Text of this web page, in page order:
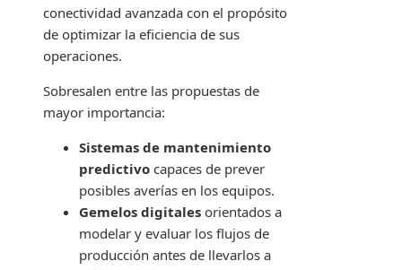
conectividad avanzada con el propósito
de optimizar la eficiencia de sus
operaciones.
Sobresalen entre las propuestas de
mayor importancia:
Sistemas de mantenimiento
predictivo capaces de prever
posibles averías en los equipos.
Gemelos digitales orientados a
modelar y evaluar los flujos de
producción antes de llevarlos a